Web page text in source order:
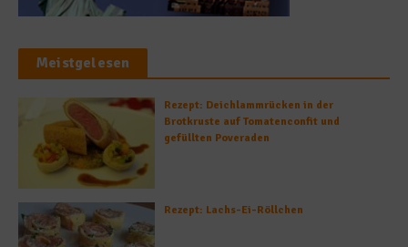
Meistgelesen
Rezept: Deichlammrücken in der
Brotkruste auf Tomatenconfit und
gefüllten Poveraden
Rezept: Lachs-Ei-Röllchen